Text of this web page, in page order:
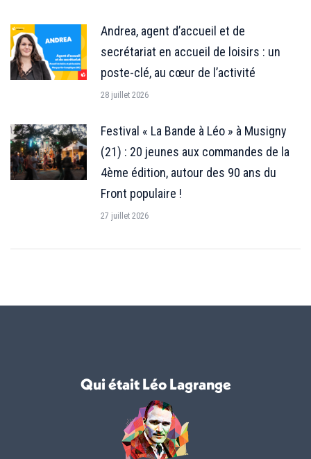
Andrea, agent d’accueil et de
secrétariat en accueil de loisirs : un
poste-clé, au cœur de l’activité
28 juillet 2026
Festival « La Bande à Léo » à Musigny
(21) : 20 jeunes aux commandes de la
4ème édition, autour des 90 ans du
Front populaire !
27 juillet 2026
Qui était Léo Lagrange